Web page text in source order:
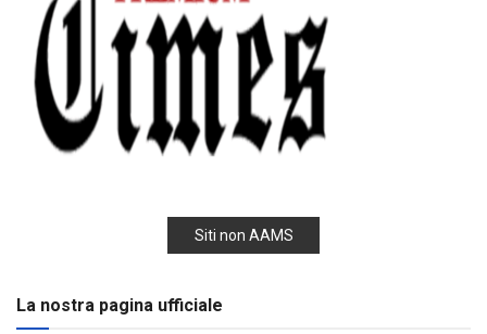
Siti non AAMS
La nostra pagina ufficiale